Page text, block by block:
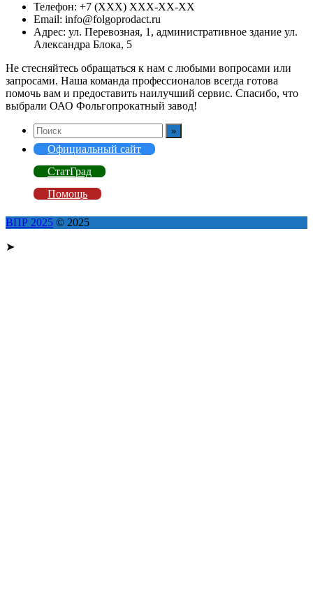
Телефон: +7 (XXX) XXX-XX-XX
Email: info@folgoprodact.ru
Адрес: ул. Перевозная, 1, административное здание ул.
Александра Блока, 5
Не стесняйтесь обращаться к нам с любыми вопросами или
запросами. Наша команда профессионалов всегда готова
помочь вам и предоставить наилучший сервис. Спасибо, что
выбрали ОАО Фольгопрокатный завод!
Официальный сайт
СтатГрад
Помощь
ВПР 2025 © 2025
➤